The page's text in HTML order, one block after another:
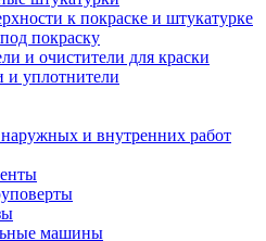
к покраске и штукатурке
покраску
и очистители для краски
и уплотнители
и внутренних работ
машины